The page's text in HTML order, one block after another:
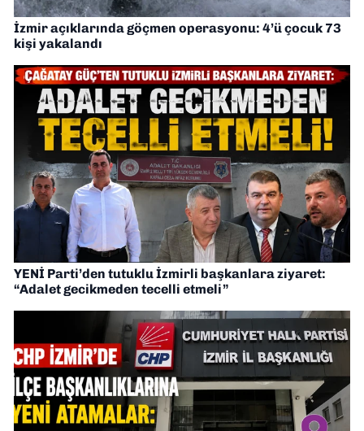
İzmir açıklarında göçmen operasyonu: 4’ü çocuk 73
kişi yakalandı
YENİ Parti’den tutuklu İzmirli başkanlara ziyaret:
“Adalet gecikmeden tecelli etmeli”